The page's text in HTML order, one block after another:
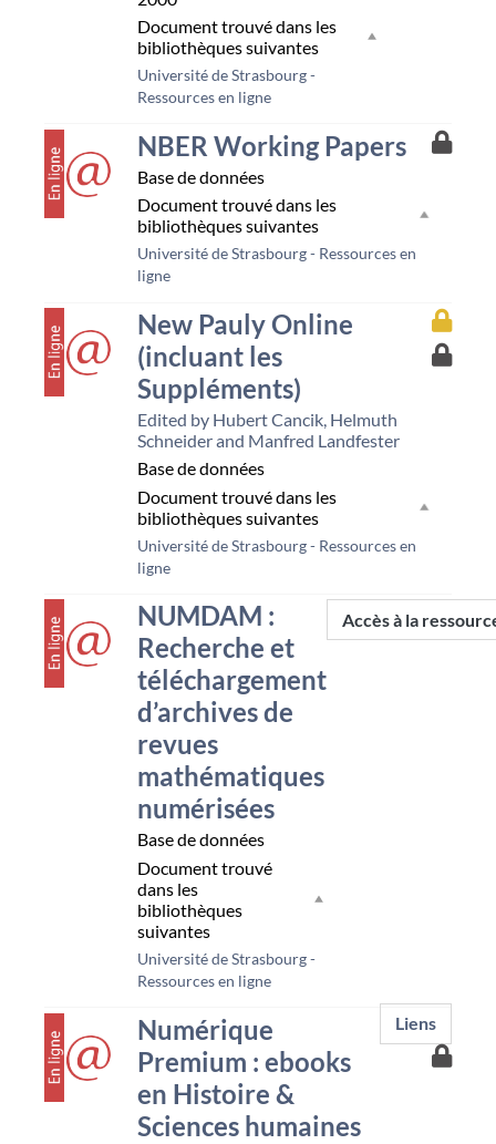
Document trouvé dans les
bibliothèques suivantes
Université de Strasbourg -
Ressources en ligne
NBER Working Papers
Base de données
Document trouvé dans les
bibliothèques suivantes
Université de Strasbourg - Ressources en
ligne
Accès
à
New Pauly Online
(incluant les
Suppléments)
Edited by Hubert Cancik, Helmuth
Schneider and Manfred Landfester
Base de données
Document trouvé dans les
bibliothèques suivantes
Université de Strasbourg - Ressources en
ligne
Accès
à
laAccès
à
NUMDAM :
Recherche et
téléchargement
d’archives de
revues
mathématiques
numérisées
Base de données
Document trouvé
dans les
bibliothèques
suivantes
Université de Strasbourg -
Ressources en ligne
Accès à la
Numérique
Premium : ebooks
en Histoire &
Sciences humaines
Liens
Accès
à